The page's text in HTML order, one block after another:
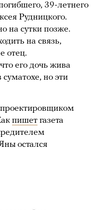
39-летнего
Рудницкого.
на сутки позже.
на связь,
отец.
его дочь жива
но эти
пишет газета
остался